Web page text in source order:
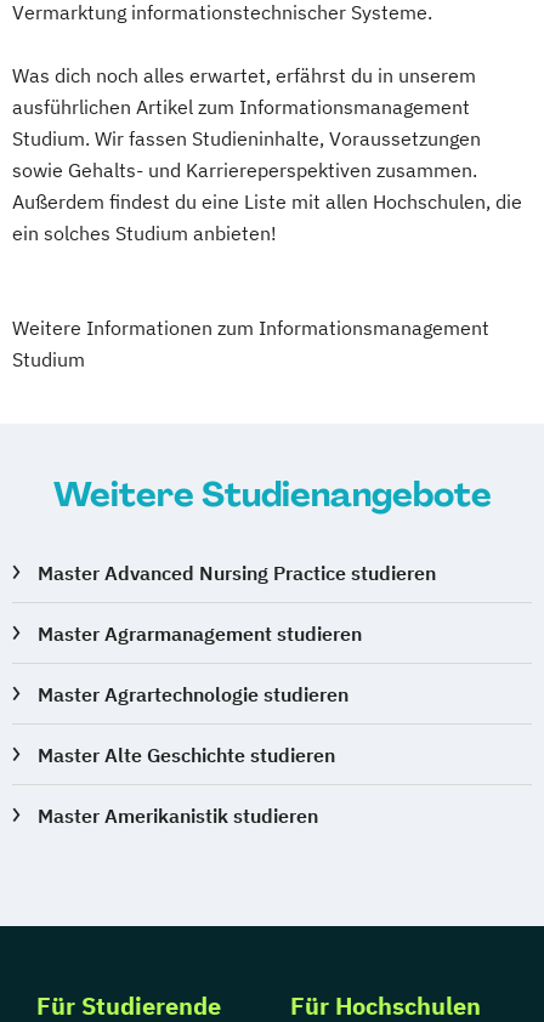
Umweltingenieurwesen
Vertragsrecht
Wirtschaftsinformatik (DE/EN)
Wirtschaftsingenieurwesen
Wirtschaftsingenieurwesen Medizintechnik
Wirtschaftspsychologie (DE/EN)
Wirtschaftsrecht Ökonom/in
Zukunftsmanagement
Mastermodul International Peacebuilding
and Conflict Transition
Mathematics Mathematik
Mathematik (Lehramt) Molekularbiologie
Molekulare Mikrobiologie
Musikerziehung (Lehramt)
Naturwissenschaften Doktoratsstudium
PhD Law and Politics
Pharmazeutische Wissenschaften
Economic and Legal Philosophy (PELP)
Psychologie
Psychologie/Philosophie (Lehramt)
Rechtswissenschaften Doktoratsstudium
Religionswissenschaft
Religionswissenschaft Doktoratsstudium
Romanistik (Spanisch)
Vermarktung informationstechnischer Systeme.
Was dich noch alles erwartet, erfährst du in unserem
ausführlichen Artikel zum Informationsmanagement
Studium. Wir fassen Studieninhalte, Voraussetzungen
sowie Gehalts- und Karriereperspektiven zusammen.
Außerdem findest du eine Liste mit allen Hochschulen, die
ein solches Studium anbieten!
Weitere Informationen zum Informationsmanagement
Studium
Weitere Studienangebote
Master Advanced Nursing Practice studieren
Master Agrarmanagement studieren
Master Agrartechnologie studieren
Master Alte Geschichte studieren
Master Amerikanistik studieren
Für Studierende Für Hochschulen